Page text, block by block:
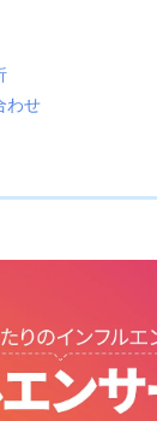
わせ